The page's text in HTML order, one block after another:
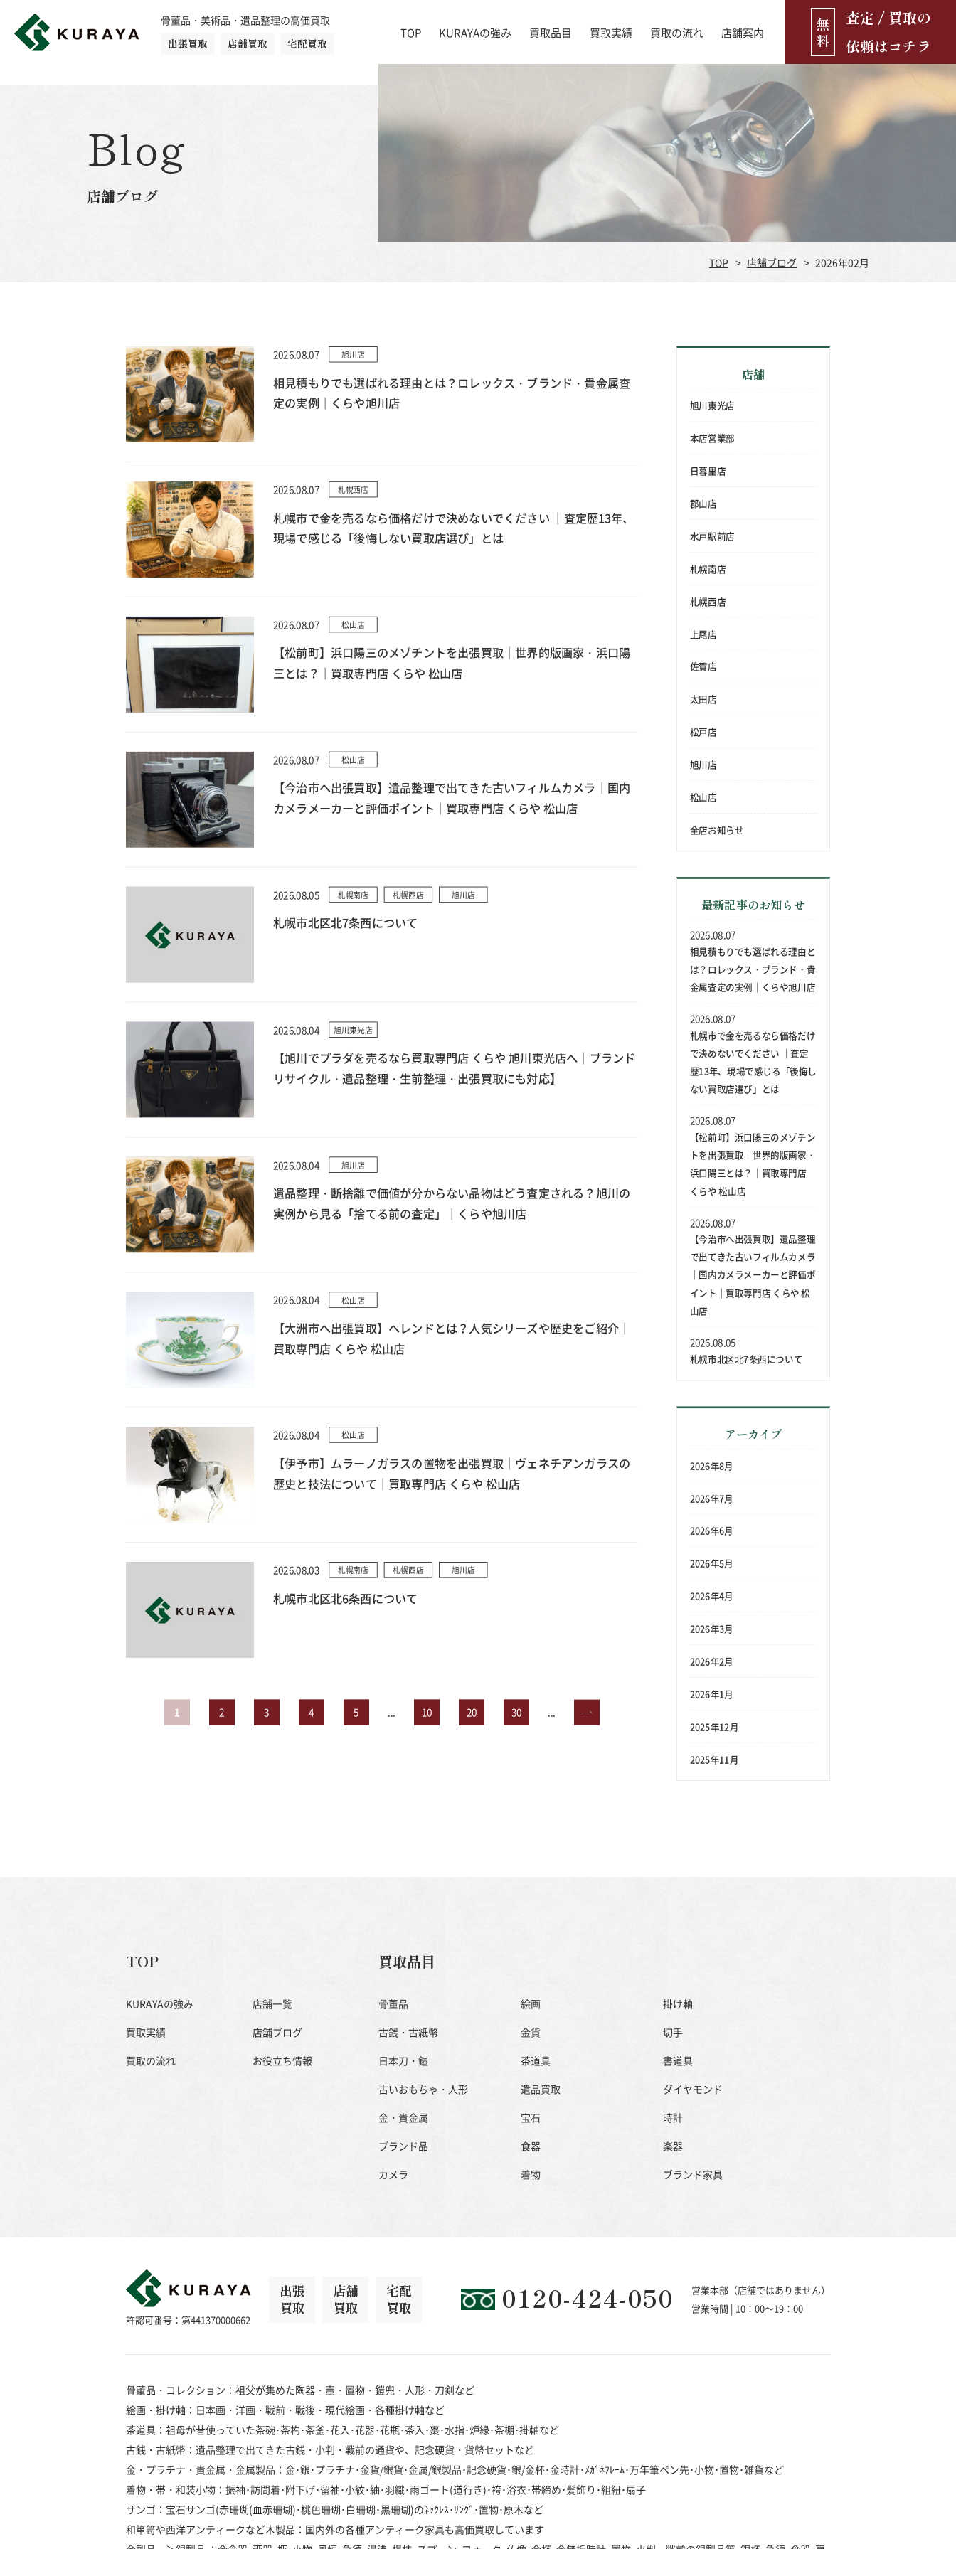
骨董品・美術品・遺品整理の高価買取
出張買取
店舗買取 宅配買取
TOP KURAYAの強み 買取品目
古銭・古紙幣
古いおもちゃ・人形 遺品買取
ダイヤモンド 時計 ブランド品 食器
楽器 ブランド家具
買取実績 買取の流れ 店舗案内
店舗ブログ お役立ち情報
無
料
査定 / 買取の
依頼はコチラ
Blog
店舗ブログ
TOP 店舗ブログ 2026年02月
2026.08.07 旭川店
相見積もりでも選ばれる理由とは？ロレックス・ブランド・貴金属査
定の実例｜くらや旭川店
2026.08.07 札幌西店
札幌市で金を売るなら価格だけで決めないでください ｜査定歴13年、
現場で感じる「後悔しない買取店選び」とは
2026.08.07 松山店
【松前町】浜口陽三のメゾチントを出張買取｜世界的版画家・浜口陽
三とは？｜買取専門店 くらや 松山店
2026.08.07 松山店
【今治市へ出張買取】遺品整理で出てきた古いフィルムカメラ｜国内
カメラメーカーと評価ポイント｜買取専門店 くらや 松山店
2026.08.05 札幌南店 札幌西店 旭川店
札幌市北区北7条西について
2026.08.04 旭川東光店
【旭川でプラダを売るなら買取専門店 くらや 旭川東光店へ｜ブランド
リサイクル・遺品整理・生前整理・出張買取にも対応】
2026.08.04 旭川店
遺品整理・断捨離で価値が分からない品物はどう査定される？旭川の
実例から見る「捨てる前の査定」｜くらや旭川店
2026.08.04 松山店
【大洲市へ出張買取】ヘレンドとは？人気シリーズや歴史をご紹介｜
買取専門店 くらや 松山店
2026.08.04 松山店
【伊予市】ムラーノガラスの置物を出張買取｜ヴェネチアンガラスの
歴史と技法について｜買取専門店 くらや 松山店
2026.08.03 札幌南店 札幌西店 旭川店
札幌市北区北6条西について
1 2 3 4 5 10 20 30 »
店舗
旭川東光店
本店営業部
日暮里店
郡山店
水戸駅前店
札幌南店
札幌西店
上尾店
佐賀店
太田店
松戸店
旭川店
松山店
全店お知らせ
最新記事のお知らせ
相見積もりでも選ばれる理由と
は？ロレックス・ブランド・貴
金属査定の実例｜くらや旭川店
2026.08.07
札幌市で金を売るなら価格だけ
で決めないでください ｜査定
歴13年、現場で感じる「後悔し
ない買取店選び」とは
2026.08.07
【松前町】浜口陽三のメゾチン
トを出張買取｜世界的版画家・
浜口陽三とは？｜買取専門店
くらや 松山店
2026.08.07
【今治市へ出張買取】遺品整理
で出てきた古いフィルムカメラ
｜国内カメラメーカーと評価ポ
イント｜買取専門店 くらや 松
山店
2026.08.07
札幌市北区北7条西について
2026.08.05
アーカイブ
2026年8月
2026年7月
2026年6月
2026年5月
2026年4月
2026年3月
2026年2月
2026年1月
2025年12月
2025年11月
TOP
KURAYAの強み
買取実績
買取の流れ
店舗一覧
店舗ブログ
お役立ち情報
買取品目
骨董品 絵画
掛け軸
古銭・古紙幣
金貨
切手
日本刀・鎧
茶道具
書道具
古いおもちゃ・人形
遺品買取
ダイヤモンド
金・貴金属
宝石
時計
ブランド品
食器
楽器
カメラ
着物 ブランド家具
許認可番号：第441370000662
出張
買取
店舗
買取
宅配
買取
0120-424-050
営業本部（店舗ではありません）
営業時間 | 10：00～19：00
骨董品・コレクション：祖父が集めた陶器・壷・置物・鎧兜・人形・刀剣など
絵画・掛け軸：日本画・洋画・戦前・戦後・現代絵画・各種掛け軸など
茶道具：祖母が昔使っていた茶碗･茶杓･茶釜･花入･花器･花瓶･茶入･棗･水指･炉縁･茶棚･掛軸など
古銭・古紙幣：遺品整理で出てきた古銭・小判・戦前の通貨や、記念硬貨・貨幣セットなど
金・プラチナ・貴金属・金属製品：金･銀･プラチナ･金貨/銀貨･金属/銀製品･記念硬貨･銀/金杯･金時計･ﾒｶﾞﾈﾌﾚｰﾑ･万年筆ペン先･小物･置物･雑貨など
着物・帯・和装小物：振袖･訪問着･附下げ･留袖･小紋･紬･羽織･雨ゴート(道行き)･袴･浴衣･帯締め･髪飾り･組紐･扇子
サンゴ：宝石サンゴ(赤珊瑚(血赤珊瑚)･桃色珊瑚･白珊瑚･黒珊瑚)のﾈｯｸﾚｽ･ﾘﾝｸﾞ･置物･原木など
和箪笥や西洋アンティークなど木製品：国内外の各種アンティーク家具も高価買取しています